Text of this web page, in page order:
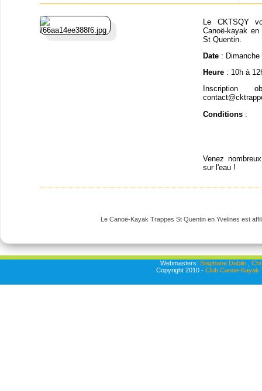
Le CKTSQY
Canoë-kayak
St Quentin.
Date :
Heure : 10h à
Inscription
Conditions :
Venez
sur l'eau !
Le Canoë-Kayak Trappes St Quentin en Yvelines est
Webmasters: Stéphane Dablin,
Copyright 2010 - Club Canoë-Kayak